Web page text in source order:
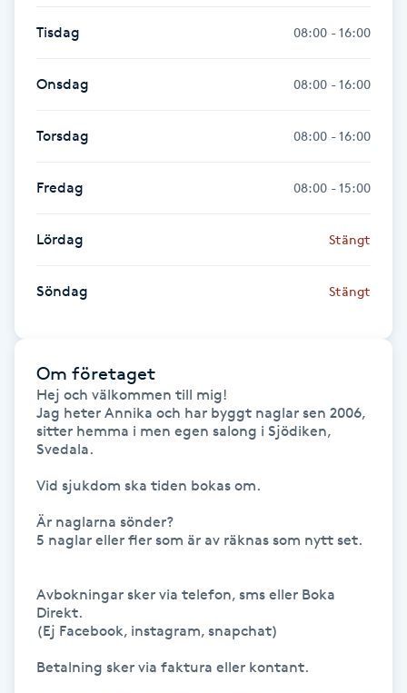
Friskvårdsmassage
Frisör
Funktionsanalys
Färgning
Föning
Gel naglar
Gelenaglar
Gellack
Gellack med förstärkning
Gravidmassage
Gravidyoga
Gruppträning
Gua Sha-massage
Tisdag 08:00 - 16:00
Onsdag 08:00 - 16:00
Torsdag 08:00 - 16:00
Fredag 08:00 - 15:00
Lördag Stängt
Söndag Stängt
Om företaget
Hej och välkommen till mig!
Jag heter Annika och har byggt naglar sen 2006,
sitter hemma i men egen salong i Sjödiken,
Svedala.
Vid sjukdom ska tiden bokas om.
Är naglarna sönder?
5 naglar eller fler som är av räknas som nytt set.
Avbokningar sker via telefon, sms eller Boka
Direkt.
(Ej Facebook, instagram, snapchat)
Betalning sker via faktura eller kontant.